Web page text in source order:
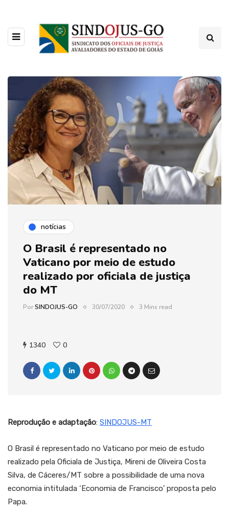
notícias
O Brasil é representado no
Vaticano por meio de estudo
realizado por oficiala de justiça
do MT
PorSINDOJUS-GO 30/07/2020 3 Mins read
1340 0
Reprodução e adaptação: SINDOJUS-MT
O Brasil é representado no Vaticano por meio de estudo
realizado pela Oficiala de Justiça, Mireni de Oliveira Costa
Silva, de Cáceres/MT sobre a possibilidade de uma nova
economia intitulada ‘Economia de Francisco’ proposta pelo
Papa.